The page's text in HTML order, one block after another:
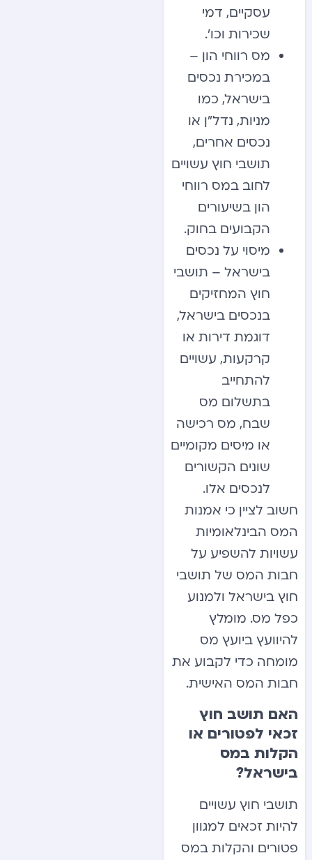
עסקיים, דמי
שכירות וכו’.
מס רווחי הון –
במכירת נכסים
בישראל, כמו
מניות, נדל”ן או
נכסים אחרים,
תושבי חוץ עשויים
לחוב במס רווחי
הון בשיעורים
הקבועים בחוק.
מיסוי על נכסים
בישראל – תושבי
חוץ המחזיקים
בנכסים בישראל,
דוגמת דירות או
קרקעות, עשויים
להתחייב
בתשלום מס
שבח, מס רכישה
או מיסים מקומיים
שונים הקשורים
לנכסים אלו.
חשוב לציין כי אמנות
המס הבינלאומיות
עשויות להשפיע על
חבות המס של תושבי
חוץ בישראל ולמנוע
כפל מס. מומלץ
להיוועץ ביועץ מס
מומחה כדי לקבוע את
חבות המס האישית.
האם תושב חוץ
זכאי לפטורים או
הקלות במס
בישראל?
תושבי חוץ עשויים
להיות זכאים למגוון
פטורים והקלות במס